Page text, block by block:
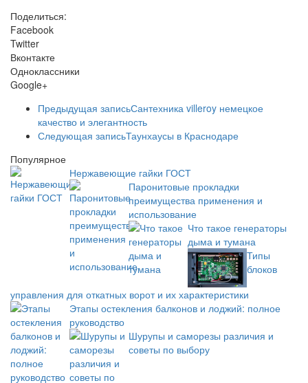
Поделиться:
Facebook
Twitter
Вконтакте
Одноклассники
Google+
Предыдущая записьСантехника villeroy немецкое
качество и элегантность
Следующая записьТаунхаусы в Краснодаре
Популярное
Нержавеющие гайки ГОСТ
Паронитовые прокладки
преимущества применения и
использование
Что такое генераторы
дыма и тумана
Типы
блоков
управления для откатных ворот и их характеристики
Этапы остекления балконов и лоджий: полное
руководство
Шурупы и саморезы различия и
советы по выбору